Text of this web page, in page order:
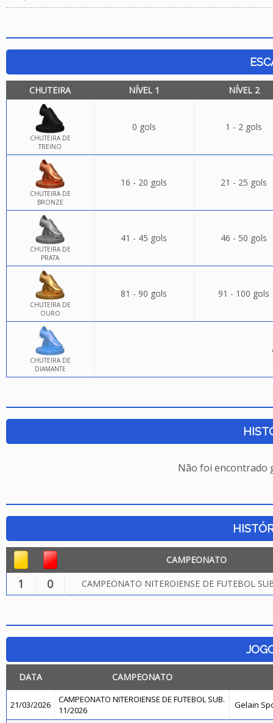
CHUTEIRA NÍVEL 1 NÍVEL 2
CHUTEIRA DE
TREINO
0 gols 1 - 2 gols
CHUTEIRA DE
BRONZE
16 - 20 gols 21 - 25 gols
CHUTEIRA DE
PRATA
41 - 45 gols 46 - 50 gols
CHUTEIRA DE
OURO
81 - 90 gols 91 - 100 gols
CHUTEIRA DE
DIAMANTE
Não foi encontrado
CAMPEONATO
1 0 CAMPEONATO NITEROIENSE DE FUTEBOL
DATA CAMPEONATO
21/03/2026
CAMPEONATO NITEROIENSE DE FUTEBOL SUB.
11/2026
Gelain